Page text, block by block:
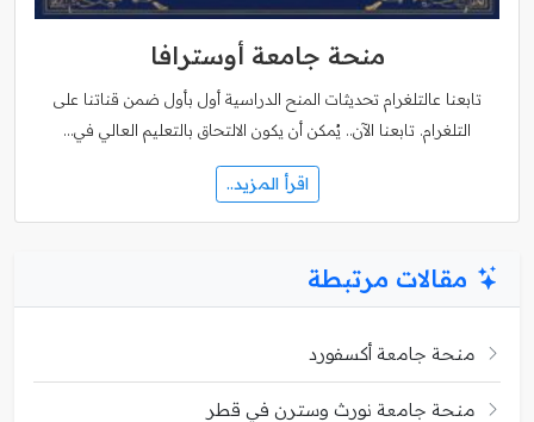
منحة جامعة أوسترافا
تابعنا عالتلغرام تحديثات المنح الدراسية أول بأول ضمن قناتنا على
التلغرام. تابعنا الآن.. يُمكن أن يكون الالتحاق بالتعليم العالي في…
اقرأ المزيد..
مقالات مرتبطة
منحة جامعة أكسفورد
منحة جامعة نورث وسترن في قطر